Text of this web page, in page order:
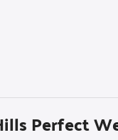
Perfect